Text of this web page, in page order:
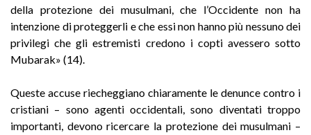
della protezione dei musulmani, che l’Occidente non ha
intenzione di proteggerli e che essi non hanno più nessuno dei
privilegi che gli estremisti credono i copti avessero sotto
Mubarak» (14).
Queste accuse riecheggiano chiaramente le denunce contro i
cristiani – sono agenti occidentali, sono diventati troppo
importanti, devono ricercare la protezione dei musulmani –